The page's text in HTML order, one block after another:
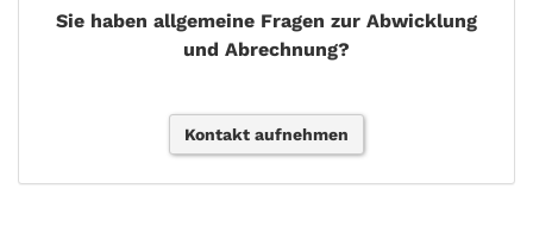
Sie haben allgemeine Fragen zur Abwicklung
und Abrechnung?
Kontakt aufnehmen